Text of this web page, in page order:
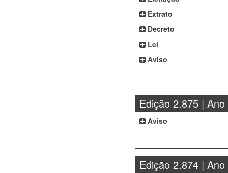
Extrato
Decreto
Lei
Aviso
Edição 2.875 | Ano
Aviso
Edição 2.874 | Ano